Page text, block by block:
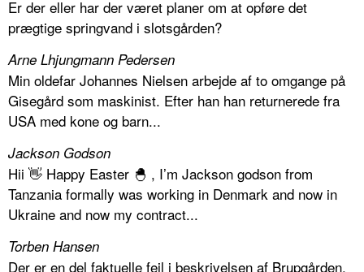
Er der eller har der været planer om at opføre det
prægtige springvand i slotsgården?
Arne Lhjungmann Pedersen
Min oldefar Johannes Nielsen arbejde af to omgange på
Gisegård som maskinist. Efter han han returnerede fra
USA med kone og barn...
Jackson Godson
Hii 👋 Happy Easter 🐣 , I’m Jackson godson from
Tanzania formally was working in Denmark and now in
Ukraine and now my contract...
Torben Hansen
Der er en del faktuelle fejl i beskrivelsen af Brupgården.